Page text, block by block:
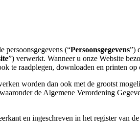
persoonsgegevens (“Persoonsgegevens”)
”) verwerkt. Wanneer u onze Website
te raadplegen, downloaden en printen op
worden dan ook met de grootst
de Algemene Verordening
en ingeschreven in het register van